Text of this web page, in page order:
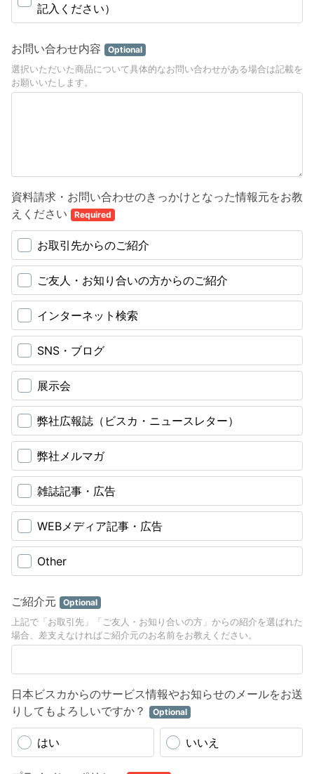
記入ください）
お問い合わせ内容 Optional
選択いただいた商品について具体的なお問い合わせがある場合は記載を
お願いいたします。
資料請求・お問い合わせのきっかけとなった情報元をお教
えください
Required
お取引先からのご紹介
ご友人・お知り合いの方からのご紹介
インターネット検索
SNS・ブログ
展示会
弊社広報誌（ビスカ・ニュースレター）
弊社メルマガ
雑誌記事・広告
WEBメディア記事・広告
Other
ご紹介元 Optional
上記で「お取引先」「ご友人・お知り合いの方」からの紹介を選ばれた
場合、差支えなければご紹介元のお名前をお教えください。
日本ビスカからのサービス情報やお知らせのメールをお送
りしてもよろしいですか？
Optional
はい いいえ